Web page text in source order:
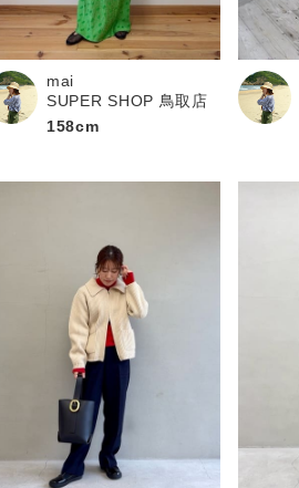
mai
SUPER SHOP 鳥取店
158cm